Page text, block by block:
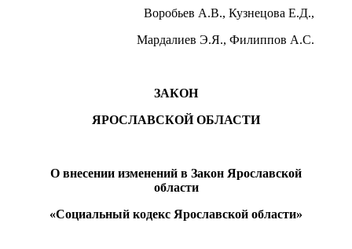
Воробьев А.В., Кузнецова Е.Д.,
Мардалиев Э.Я., Филиппов А.С.
ЗАКОН
ЯРОСЛАВСКОЙ ОБЛАСТИ
О внесении изменений в Закон Ярославской
области
«Социальный кодекс Ярославской области»